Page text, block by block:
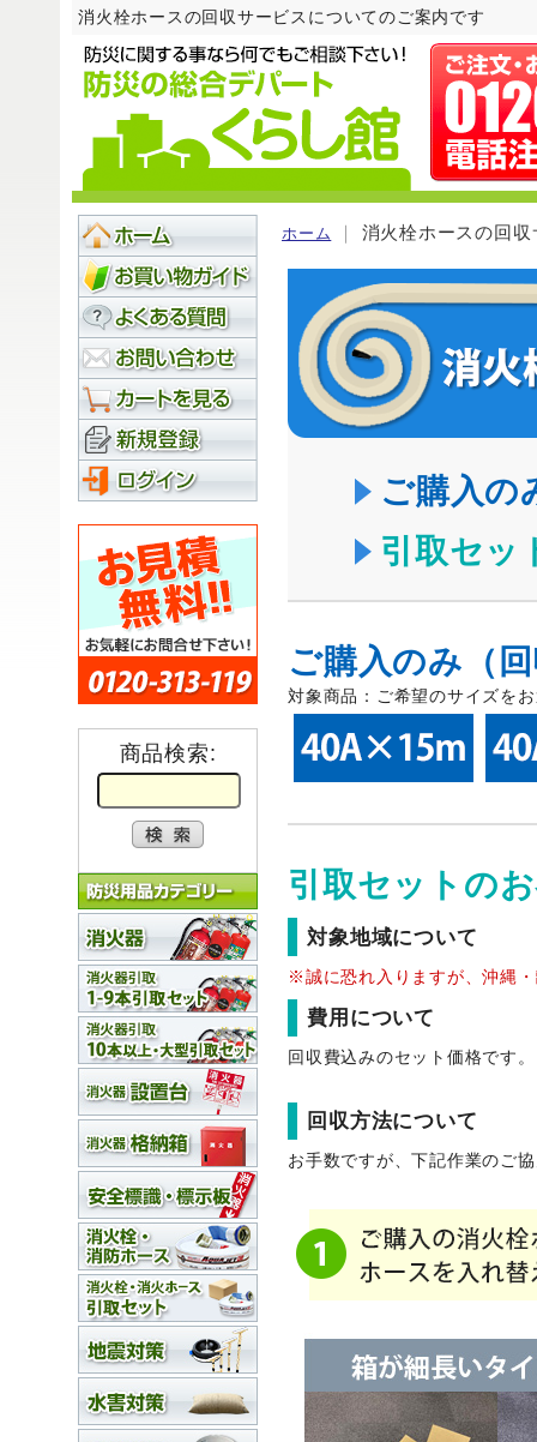
消火栓ホースの回収サービスについてのご案内です
商品検索:
ホーム ｜ 消火栓ホースの回
ご購入の
引取セッ
ご購入のみ（
対象商品：ご希望のサイズを
引取セットの
対象地域について
※誠に恐れ入りますが、沖縄
費用について
回収費込みのセット価格です。
回収方法について
お手数ですが、下記作業のご